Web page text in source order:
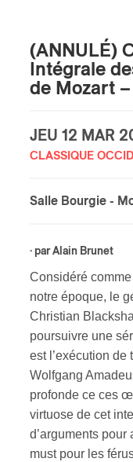
(ANNULÉ)
Intégrale
de Mozart
JEU 12 MAR
CLASSIQUE
Salle Bourgie -
· parAlain Brunet
Considéré
notre époque, le
Christian
poursuivre une
est l’exécution
Wolfgang
profonde ce ces
virtuose de cet
d’arguments pour
must pour les